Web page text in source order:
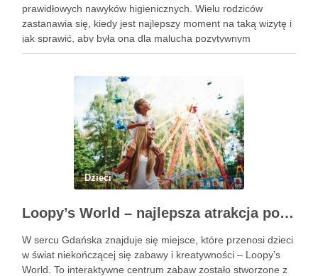
prawidłowych nawyków higienicznych. Wielu rodziców
zastanawia się, kiedy jest najlepszy moment na taką wizytę i
jak sprawić, aby była ona dla malucha pozytywnym
doświadczeniem. Na te pytania odpowiada doświadczony
Dzieci
Loopy’s World – najlepsza atrakcja pod dachem dla dzieci w Gdańsku
W sercu Gdańska znajduje się miejsce, które przenosi dzieci
w świat niekończącej się zabawy i kreatywności – Loopy’s
World. To interaktywne centrum zabaw zostało stworzone z